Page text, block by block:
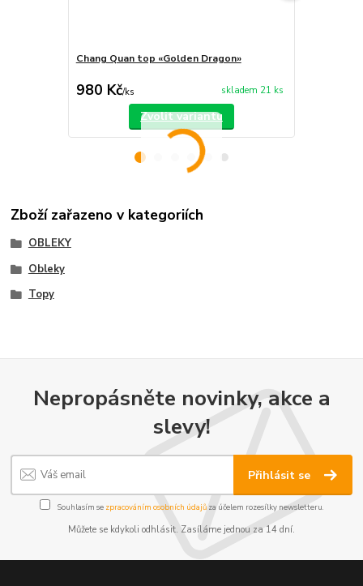
Chang Quan top «Golden Dragon»
980 Kč/ks skladem 21 ks
Zvolit variantu
Zboží zařazeno v kategoriích
OBLEKY
Obleky
Topy
Nepropásněte novinky, akce a
slevy!
Přihlásit se
Souhlasím se zpracováním osobních údajůza účelem rozesílky newsletteru.
Můžete se kdykoli odhlásit. Zasíláme jednou za 14 dní.